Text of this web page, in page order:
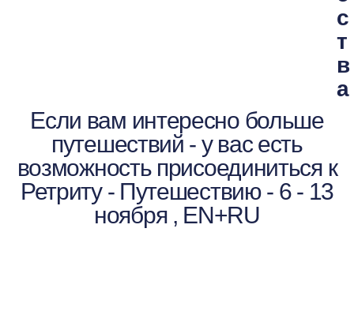
с
т
в
а
Если вам интересно больше
путешествий - у вас есть
возможность присоединиться к
Ретриту - Путешествию - 6 - 13
ноября , EN+RU